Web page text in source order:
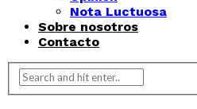
Nota Luctuosa
Sobre nosotros
Contacto